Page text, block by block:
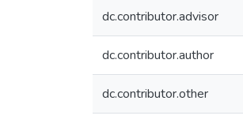
dc.contributor.advisor
dc.contributor.author
dc.contributor.other